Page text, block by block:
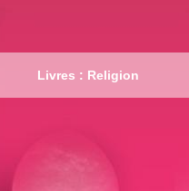
Livres : Religion